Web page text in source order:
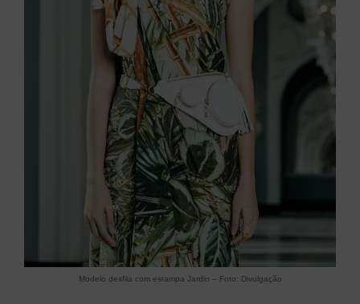
Modelo desfila com estampa Jardin – Foto: Divulgação